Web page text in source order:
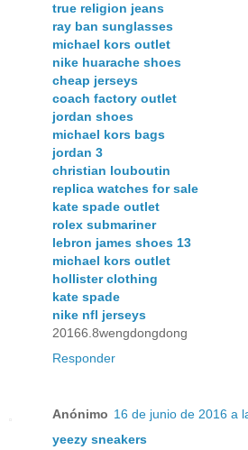
true religion jeans
ray ban sunglasses
michael kors outlet
nike huarache shoes
cheap jerseys
coach factory outlet
jordan shoes
michael kors bags
jordan 3
christian louboutin
replica watches for sale
kate spade outlet
rolex submariner
lebron james shoes 13
michael kors outlet
hollister clothing
kate spade
nike nfl jerseys
20166.8wengdongdong
Responder
Anónimo 16 de junio de 2016 a
yeezy sneakers